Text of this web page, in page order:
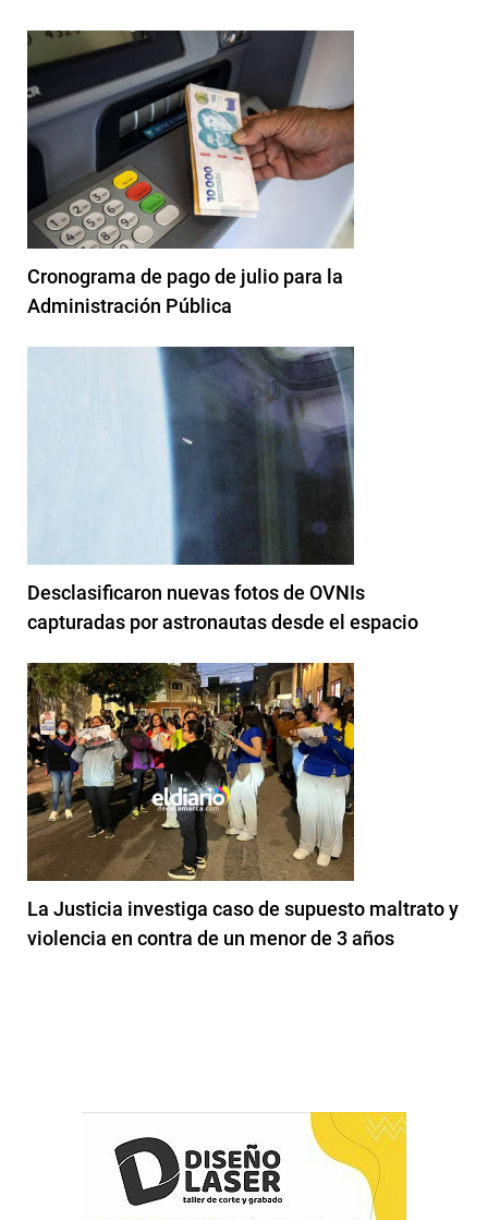
Cronograma de pago de julio para la
Administración Pública
Desclasificaron nuevas fotos de OVNIs
capturadas por astronautas desde el espacio
La Justicia investiga caso de supuesto maltrato y
violencia en contra de un menor de 3 años